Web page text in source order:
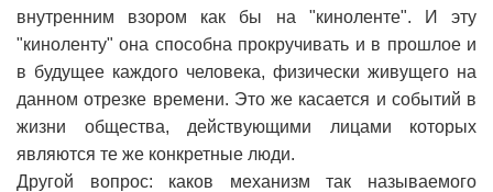
внутренним взором как бы на "киноленте". И эту
"киноленту" она способна прокручивать и в прошлое и
в будущее каждого человека, физически живущего на
данном отрезке времени. Это же касается и событий в
жизни общества, действующими лицами которых
являются те же конкретные люди.
Другой вопрос: каков механизм так называемого